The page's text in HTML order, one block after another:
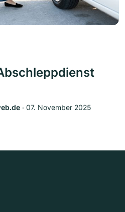
‧ 07. November 2025